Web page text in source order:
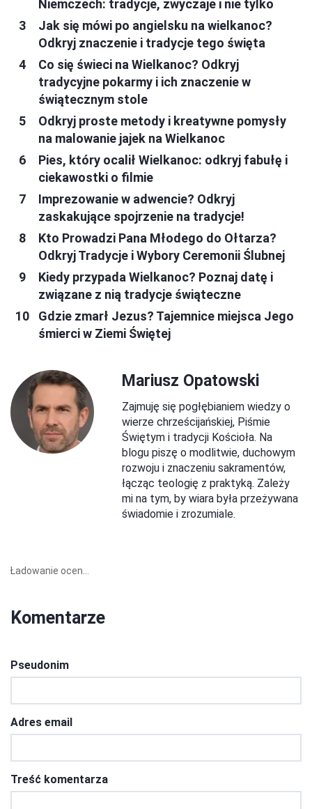
Niemczech: tradycje, zwyczaje i nie tylko
Jak się mówi po angielsku na wielkanoc?
Odkryj znaczenie i tradycje tego święta
Co się świeci na Wielkanoc? Odkryj
tradycyjne pokarmy i ich znaczenie w
świątecznym stole
Odkryj proste metody i kreatywne pomysły
na malowanie jajek na Wielkanoc
Pies, który ocalił Wielkanoc: odkryj fabułę i
ciekawostki o filmie
Imprezowanie w adwencie? Odkryj
zaskakujące spojrzenie na tradycje!
Kto Prowadzi Pana Młodego do Ołtarza?
Odkryj Tradycje i Wybory Ceremonii Ślubnej
Kiedy przypada Wielkanoc? Poznaj datę i
związane z nią tradycje świąteczne
Gdzie zmarł Jezus? Tajemnice miejsca Jego
śmierci w Ziemi Świętej
Mariusz Opatowski
Zajmuję się pogłębianiem wiedzy o
wierze chrześcijańskiej, Piśmie
Świętym i tradycji Kościoła. Na
blogu piszę o modlitwie, duchowym
rozwoju i znaczeniu sakramentów,
łącząc teologię z praktyką. Zależy
mi na tym, by wiara była przeżywana
świadomie i zrozumiale.
Ładowanie ocen...
Komentarze
Pseudonim
Adres email
Treść komentarza